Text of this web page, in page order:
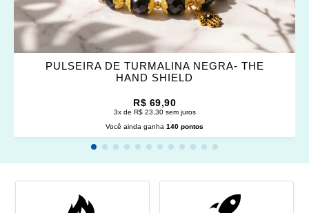
PULSEIRA DE TURMALINA NEGRA- THE
HAND SHIELD
R$ 69,90
3x de R$ 23,30 sem juros
Você ainda ganha 140 pontos